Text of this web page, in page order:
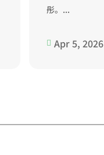
彤。...
 Apr 5, 2026